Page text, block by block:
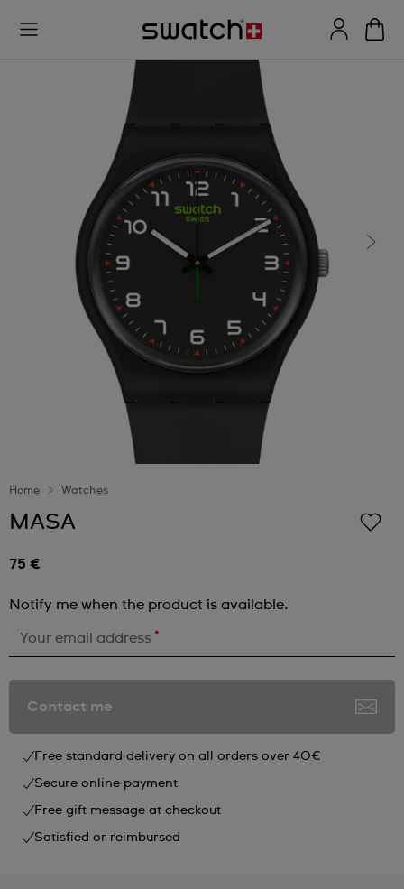
Home Watches
MASA
75 €
Notify me when the product is available.
Your email address *
Contact me
Free standard delivery on all orders over 40€
Secure online payment
Free gift message at checkout
Satisfied or reimbursed